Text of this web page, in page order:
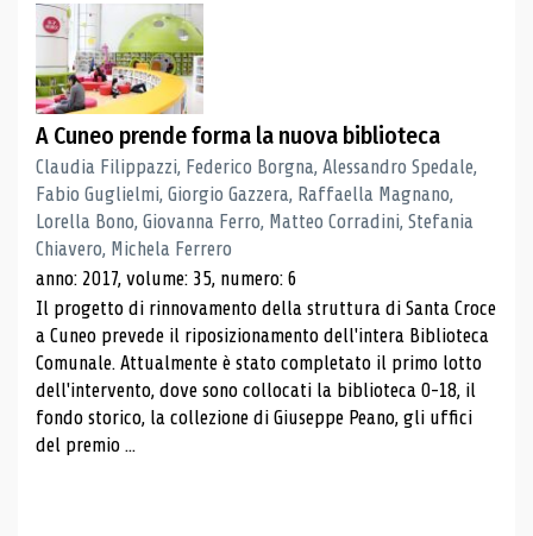
A Cuneo prende forma la nuova biblioteca
Claudia Filippazzi, Federico Borgna, Alessandro Spedale,
Fabio Guglielmi, Giorgio Gazzera, Raffaella Magnano,
Lorella Bono, Giovanna Ferro, Matteo Corradini, Stefania
Chiavero, Michela Ferrero
anno: 2017, volume: 35, numero: 6
Il progetto di rinnovamento della struttura di Santa Croce
a Cuneo prevede il riposizionamento dell'intera Biblioteca
Comunale. Attualmente è stato completato il primo lotto
dell'intervento, dove sono collocati la biblioteca 0-18, il
fondo storico, la collezione di Giuseppe Peano, gli uffici
del premio ...